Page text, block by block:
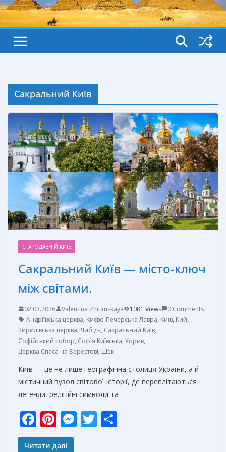
Сакральний Київ
СТАРОДАВНІЙ КИЇВ
Сакральний Київ — місто-ключ
між світами.
02.03.2026 Valentina Zhitanskaya 1081 Views
0 Comments
Андріївська церква, Києво-Печерська Лавра, Київ, Кий,
Кирилівська церква,Либідь, Сакральний Київ,
Софійський собор, Софія Київська, Хорив,
Церква Спаса на Берестові, Щек
Київ — це не лише географічна столиця України, а й
містичний вузол світової історії, де переплітаються
легенди, релігійні символи та
F
ac
Pi
nt
M T
Читати далі